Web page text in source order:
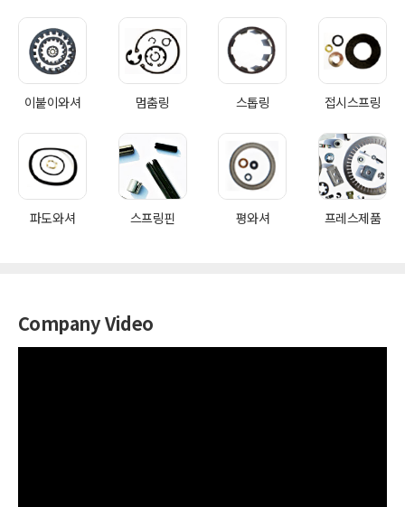
이붙이와셔 멈춤링 스톱링 접시스프링
파도와셔 스프링핀 평와셔 프레스제품
Company Video